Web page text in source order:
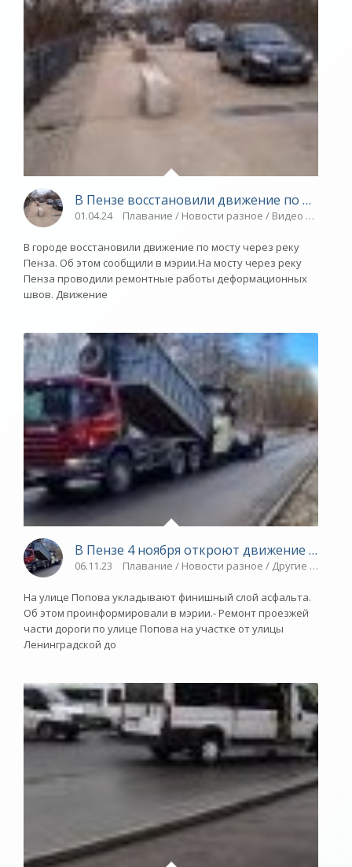
В Пензе восстановили движение по мосту
01.04.24 Плавание / Новости разное / Видео новости
В городе восстановили движение по мосту через реку
Пенза. Об этом сообщили в мэрии.На мосту через реку
Пенза проводили ремонтные работы деформационных
швов. Движение
В Пензе 4 ноября откроют движение
06.11.23 Плавание / Новости разное / Другие виды
На улице Попова укладывают финишный слой асфальта.
Об этом проинформировали в мэрии.- Ремонт проезжей
части дороги по улице Попова на участке от улицы
Ленинградской до